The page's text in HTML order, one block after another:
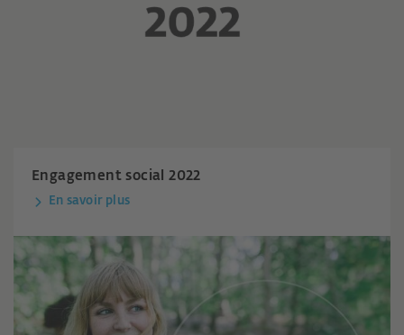
Engagement social 2022
En savoir plus